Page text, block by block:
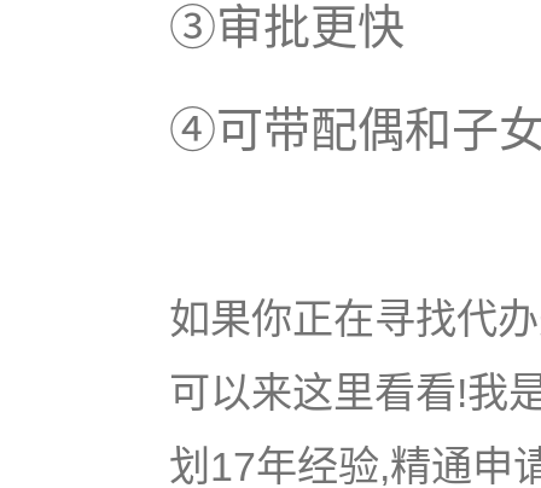
③审批更快
④可带配偶和子
如果你正在寻找代
可以来这里看看!我
划17年经验,精通申